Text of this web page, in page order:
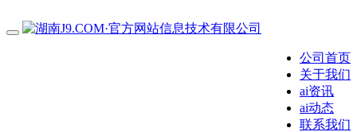
公司首页
关于我们
ai资讯
ai动态
联系我们